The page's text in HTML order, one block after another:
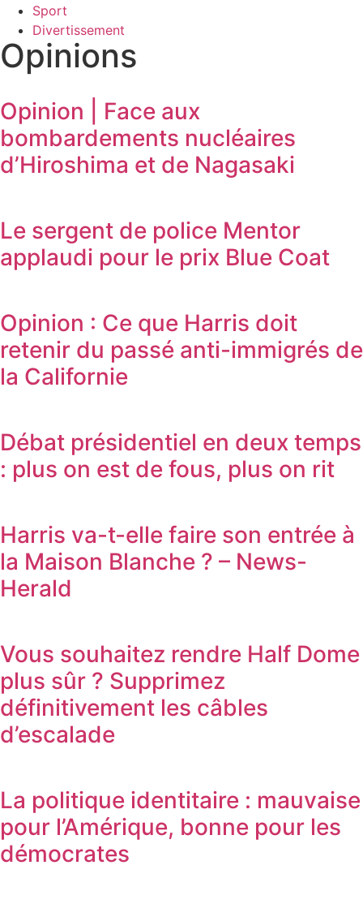
Sport
Divertissement
Opinions
Opinion | Face aux
bombardements nucléaires
d’Hiroshima et de Nagasaki
Le sergent de police Mentor
applaudi pour le prix Blue Coat
Opinion : Ce que Harris doit
retenir du passé anti-immigrés de
la Californie
Débat présidentiel en deux temps
: plus on est de fous, plus on rit
Harris va-t-elle faire son entrée à
la Maison Blanche ? – News-
Herald
Vous souhaitez rendre Half Dome
plus sûr ? Supprimez
définitivement les câbles
d’escalade
La politique identitaire : mauvaise
pour l’Amérique, bonne pour les
démocrates